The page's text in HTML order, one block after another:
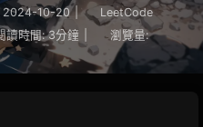
2024-10-20 |
LeetCode
讀時間: 3分鐘 瀏覽量: